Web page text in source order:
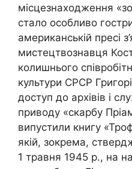
місцезнаходження
стало особливо
американській пресі
мистецтвознавця
колишнього
культури СРСР
доступ до архівів і
приводу «скарбу
випустили книгу
якій, зокрема,
1 травня 1945 р., на